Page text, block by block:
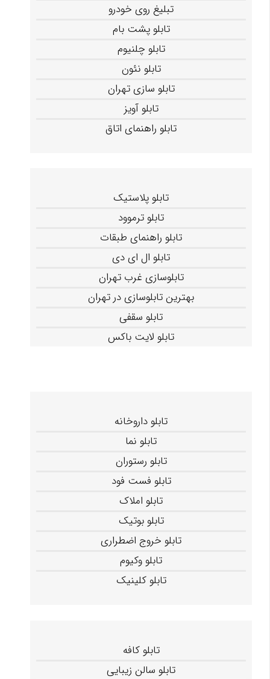
تبلیغ روی خودرو
تابلو پشت بام
تابلو چلنیوم
تابلو نئون
تابلو سازی تهران
تابلو آویز
تابلو راهنمای اتاق
تابلو پلاستیک
تابلو ترموود
تابلو راهنمای طبقات
تابلو ال ای دی
تابلوسازی غرب تهران
بهترین تابلوسازی در تهران
تابلو سقفی
تابلو لایت باکس
تابلو داروخانه
تابلو نما
تابلو رستوران
تابلو فست فود
تابلو املاک
تابلو بوتیک
تابلو خروج اضطراری
تابلو وکیوم
تابلو کلینیک
تابلو کافه
تابلو سالن زیبایی